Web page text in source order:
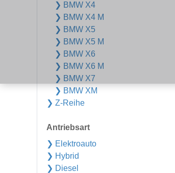
❯ BMW X4
❯ BMW X4 M
❯ BMW X5
❯ BMW X5 M
❯ BMW X6
❯ BMW X6 M
❯ BMW X7
❯ BMW XM
❯ Z-Reihe
Antriebsart
❯ Elektroauto
❯ Hybrid
❯ Diesel